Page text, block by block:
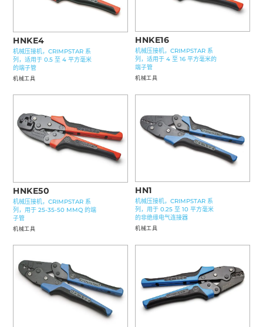
HNKE4
机械压接机，CRIMPSTAR 系
列，适用于 0.5 至 4 平方毫米
的端子管
机械工具
HNKE16
机械压接机，CRIMPSTAR 系
列，适用于 4 至 16 平方毫米的
端子管
机械工具
HNKE50
机械压接机，CRIMPSTAR 系
列，用于 25-35-50 MMQ 的端
子管
机械工具
HN1
机械压接机，CRIMPSTAR 系
列，用于 0.25 至 10 平方毫米
的非绝缘电气连接器
机械工具